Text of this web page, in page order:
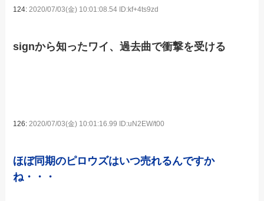
124: 2020/07/03(金) 10:01:08.54 ID:kf+4ts9zd
signから知ったワイ、過去曲で衝撃を受ける
126:2020/07/03(金) 10:01:16.99 ID:uN2EW/t00
ほぼ同期のピロウズはいつ売れるんですか
ね・・・